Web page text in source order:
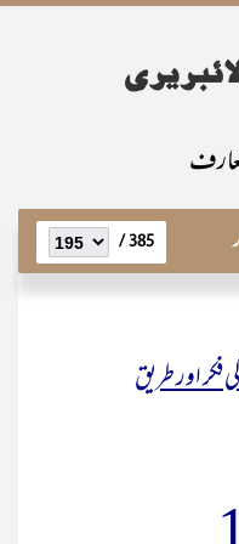
385 /
فکر اور طریق